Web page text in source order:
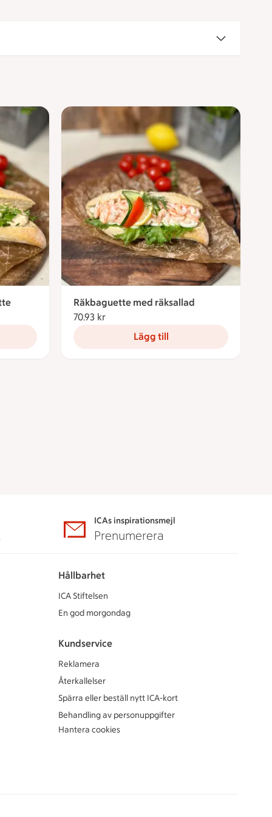
Räkbaguette med räksallad
70.93 kr
Lägg till
ICAs inspirationsmejl
Prenumerera
Hållbarhet
ICA Stiftelsen
En god morgondag
Kundservice
Reklamera
Återkallelser
Spärra eller beställ nytt ICA-kort
Behandling av personuppgifter
Hantera cookies